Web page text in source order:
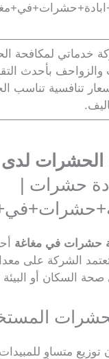
خدماتي لمكافحة
والزواحف بأحدث
تنافسية تناسب
الحشرات
حشرات |
حشرات في مغاغة
تعتمد الشركة على
صحة السكان أو
متساوٍ